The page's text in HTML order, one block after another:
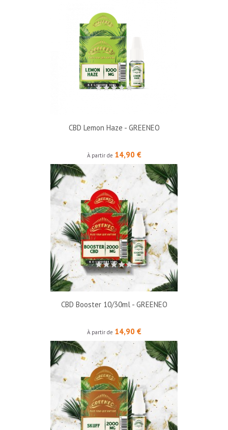
CBD Lemon Haze - GREENEO
À partir de 14,90 €Prix
CBD Booster 10/30ml - GREENEO
À partir de 14,90 €Prix